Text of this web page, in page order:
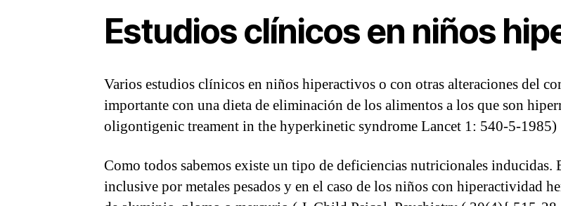
Estudios clínicos en niños
Varios estudios clínicos en niños hiperactivos o con otras alteraciones del
importante con una dieta de eliminación de los alimentos a los que son
oligontigenic treament in the hyperkinetic syndrome Lancet 1: 540-5-1985)
Como todos sabemos existe un tipo de deficiencias nutricionales inducidas.
inclusive por metales pesados y en el caso de los niños con hiperactividad